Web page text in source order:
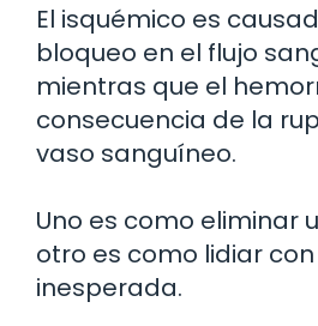
El isquémico es
bloqueo en el flujo
mientras que el
consecuencia de la
vaso sanguíneo.
Uno es como eliminar
otro es como lidiar
inesperada.